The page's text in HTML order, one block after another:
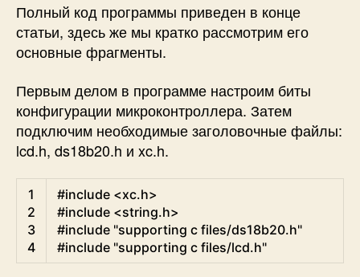
Полный код программы приведен в конце
статьи, здесь же мы кратко рассмотрим его
основные фрагменты.
Первым делом в программе настроим биты
конфигурации микроконтроллера. Затем
подключим необходимые заголовочные файлы:
lcd.h, ds18b20.h и xc.h.
1
2
3
4
#include <xc.h>
#include <string.h>
#include "supporting c files/ds18b20.h"
#include "supporting c files/lcd.h"